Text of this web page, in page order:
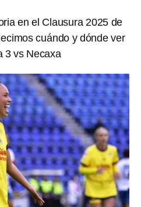
en el Clausura 2025 de
cuándo y dónde ver
3 vs Necaxa